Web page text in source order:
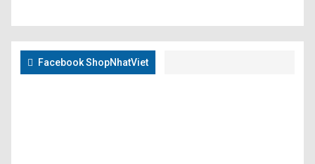
Facebook ShopNhatViet